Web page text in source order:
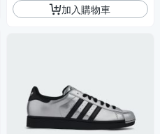
加入購物車